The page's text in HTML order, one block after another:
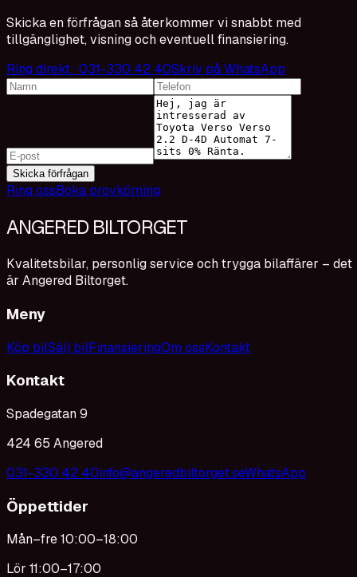
Skicka en förfrågan så återkommer vi snabbt med
tillgänglighet, visning och eventuell finansiering.
Ring direkt · 031-330 42 40Skriv på WhatsApp
Skicka förfrågan
Ring ossBoka provkörning
ANGERED BILTORGET
Kvalitetsbilar, personlig service och trygga bilaffärer – det
är Angered Biltorget.
Meny
Köp bilSälj bilFinansieringOm ossKontakt
Kontakt
Spadegatan 9
424 65 Angered
031-330 42 40info@angeredbiltorget.seWhatsApp
Öppettider
Mån–fre 10:00–18:00
Lör 11:00–17:00